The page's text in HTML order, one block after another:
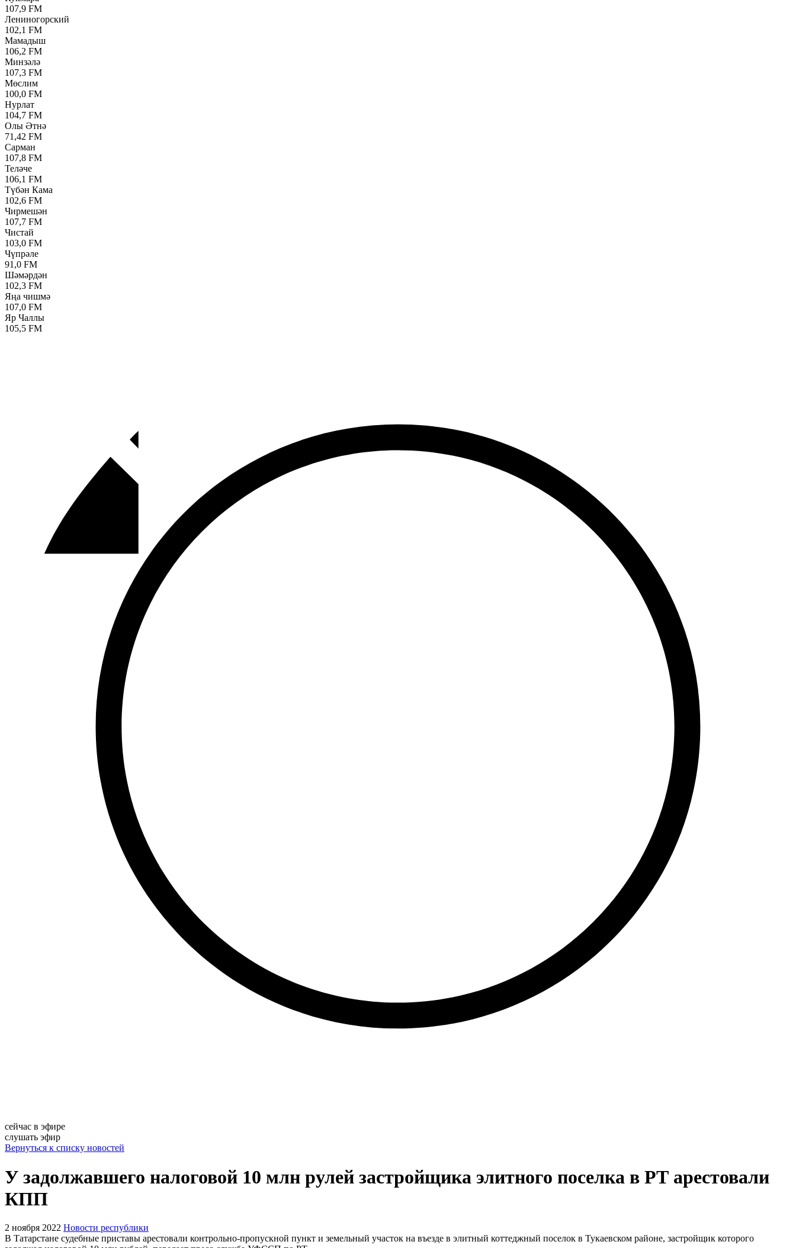
107,9 FM
Лениногорский
102,1 FM
Мамадыш
106,2 FM
Минзәлә
107,3 FM
Мөслим
100,0 FM
Нурлат
104,7 FM
Олы Әтнә
71,42 FM
Сарман
107,8 FM
Теләче
106,1 FM
Түбән Кама
102,6 FM
Чирмешән
107,7 FM
Чистай
103,0 FM
Чүпрәле
91,0 FM
Шәмәрдән
102,3 FM
Яңа чишмә
107,0 FM
Яр Чаллы
105,5 FM
сейчас в эфире
слушать эфир
Вернуться к списку новостей
У задолжавшего налоговой 10 млн рулей застройщика элитного поселка в РТ арестовали
КПП
2 ноября 2022 Новости республики
В Татарстане судебные приставы арестовали контрольно-пропускной пункт и земельный участок на въезде в элитный коттеджный поселок в Тукаевском районе, застройщик которого